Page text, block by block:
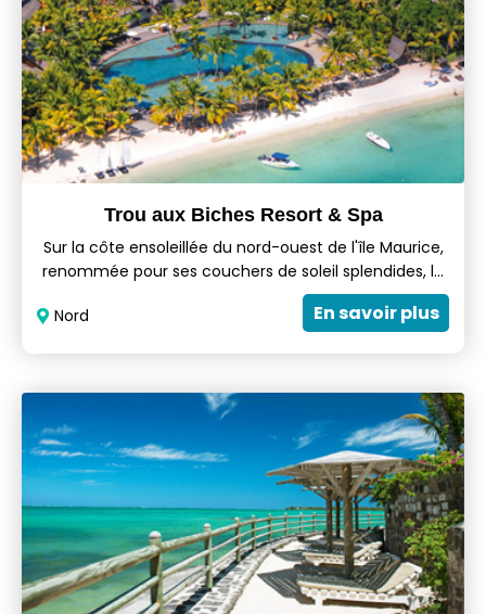
Trou aux Biches Resort & Spa
Sur la côte ensoleillée du nord-ouest de l'île Maurice,
renommée pour ses couchers de soleil splendides, le
cinq-étoiles Beachcomber Trou aux Biches Resort &
Spa offre un cadre idyllique pour un mariage ou une
privilégient intimité, espace et diversité.
Nord En savoir plus